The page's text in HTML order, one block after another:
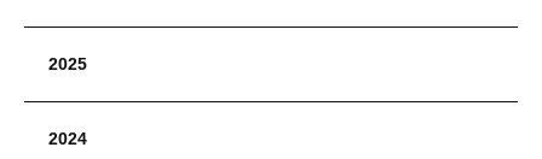
2025
2024